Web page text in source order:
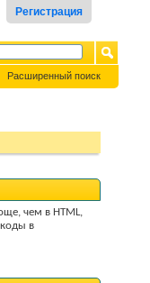
Регистрация
Расширенный поиск
чем в HTML,
в